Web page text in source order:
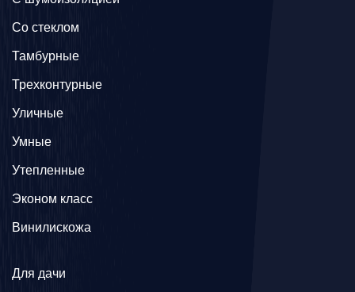
Со стеклом
Тамбурные
Трехконтурные
Уличные
Умные
Утепленные
Эконом класс
Винилискожа
Для дачи